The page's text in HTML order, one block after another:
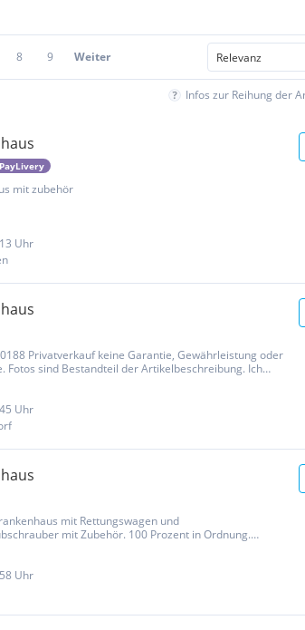
8 9 Weiter
Infos zur Reihung der
PayLivery
mit zubehör
Uhr
Privatverkauf keine Garantie, Gewährleistung oder
Fotos sind Bestandteil der Artikelbeschreibung. Ich
Uhr
mit Rettungswagen und
mit Zubehör. 100 Prozent in Ordnung.
Uhr